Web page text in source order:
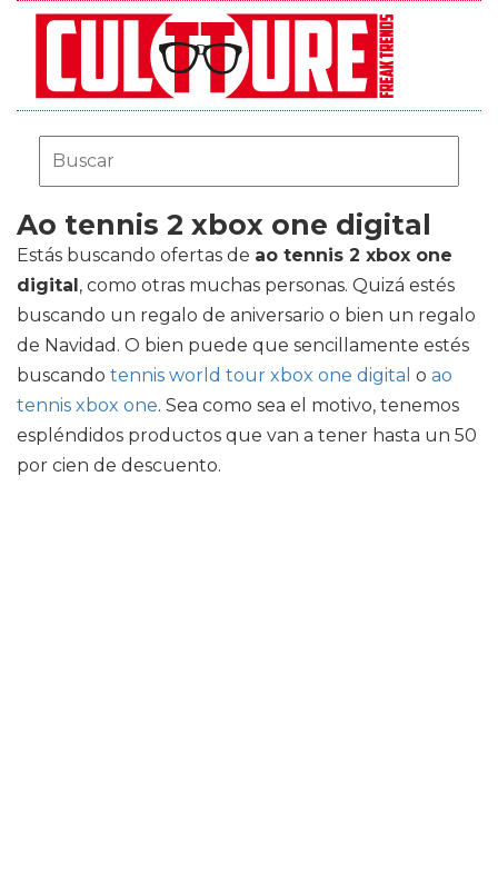
Ao tennis 2 xbox one digital
Estás buscando ofertas de ao tennis 2 xbox one
digital, como otras muchas personas. Quizá estés
buscando un regalo de aniversario o bien un regalo
de Navidad. O bien puede que sencillamente estés
buscando tennis world tour xbox one digital o ao
tennis xbox one. Sea como sea el motivo, tenemos
espléndidos productos que van a tener hasta un 50
por cien de descuento.